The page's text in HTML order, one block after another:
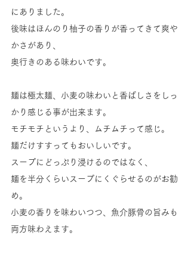
にありました。
後味はほんのり柚子の香りが香ってきて爽や
かさがあり、
奥行きのある味わいです。
麺は極太麺、小麦の味わいと香ばしさをしっ
かり感じる事が出来ます。
モチモチというより、ムチムチって感じ。
麺だけすすってもおいしいです。
スープにどっぷり浸けるのではなく、
麺を半分くらいスープにくぐらせるのがお勧
め。
小麦の香りを味わいつつ、魚介豚骨の旨みも
両方味わえます。